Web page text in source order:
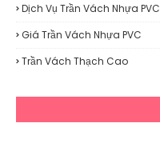
Dịch Vụ Trần Vách Nhựa PVC
Giá Trần Vách Nhựa PVC
Trần Vách Thạch Cao